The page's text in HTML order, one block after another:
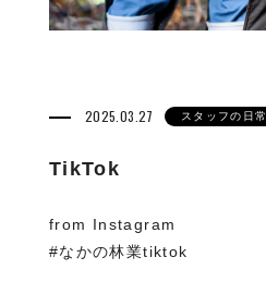
2025.03.27 スタッフの日常
TikTok
from Instagram
#なかの林業tiktok